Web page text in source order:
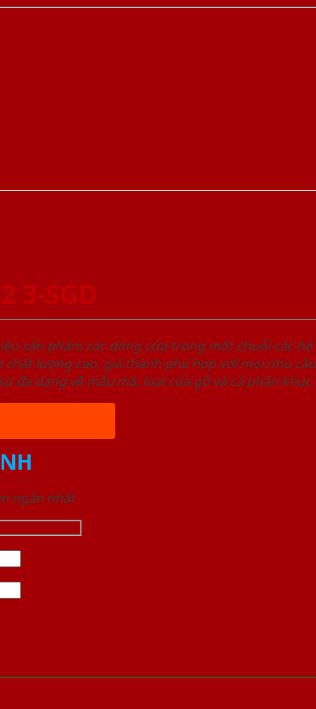
3-SGD
sản phẩm các dòng cửa trong một chuỗi các
lượng cao, giá thành phù hợp với mọi nhu cầu
đa dạng về mẫu mã, loại cửa gỗ và cả phân
ngắn nhất